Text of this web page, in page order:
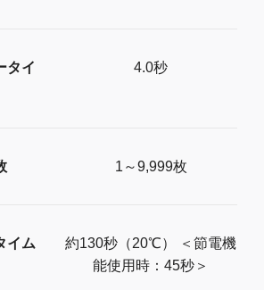
タイ
4.0秒
1～9,999枚
イム
約130秒（20℃） ＜節電機
能使用時：45秒＞